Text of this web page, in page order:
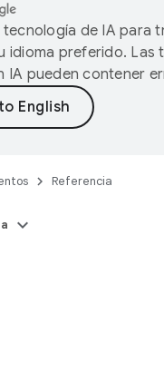
de IA para
idioma preferido. Las
IA pueden contener
Referencia